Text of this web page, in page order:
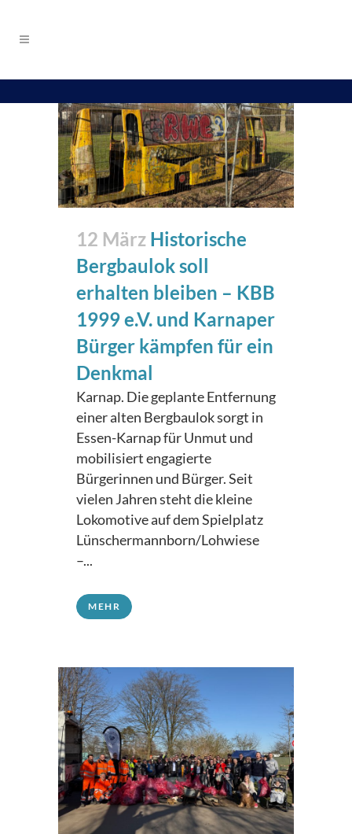
12 März Historische
Bergbaulok soll
erhalten bleiben – KBB
1999 e.V. und Karnaper
Bürger kämpfen für ein
Denkmal
Karnap. Die geplante Entfernung
einer alten Bergbaulok sorgt in
Essen-Karnap für Unmut und
mobilisiert engagierte
Bürgerinnen und Bürger. Seit
vielen Jahren steht die kleine
Lokomotive auf dem Spielplatz
Lünschermannborn/Lohwiese
–...
MEHR